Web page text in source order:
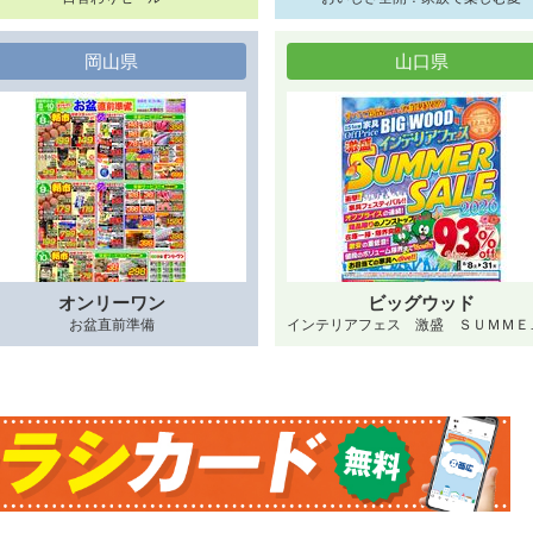
岡山県
オンリーワン
お盆直前準備
山口県
ビッグウッド
インテ